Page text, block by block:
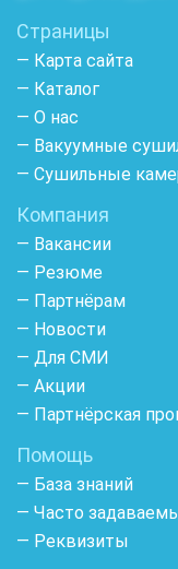
Страницы
— Карта сайта
— Каталог
— О нас
— Вакуумные
— Сушильные
Компания
— Вакансии
— Резюме
— Партнёрам
— Новости
— Для СМИ
— Акции
— Партнёрская
Помощь
— База знаний
— Часто
— Реквизиты